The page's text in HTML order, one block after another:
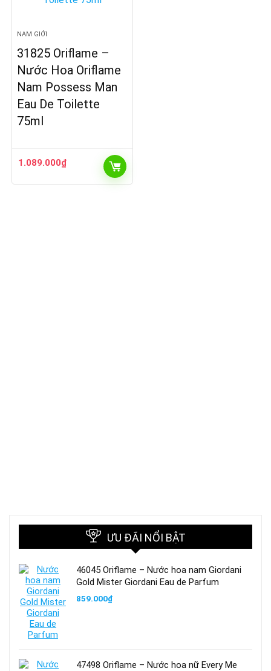
NAM GIỚI
31825 Oriflame –
Nước Hoa Oriflame
Nam Possess Man
Eau De Toilette
75ml
1.089.000₫
ƯU ĐÃI NỔI BẬT
46045 Oriflame – Nước hoa nam Giordani
Gold Mister Giordani Eau de Parfum
859.000₫
47498 Oriflame – Nước hoa nữ Every Me